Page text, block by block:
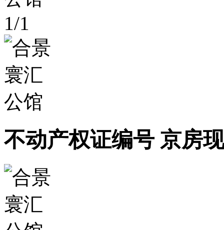
1/1
不动产权证编号 京房